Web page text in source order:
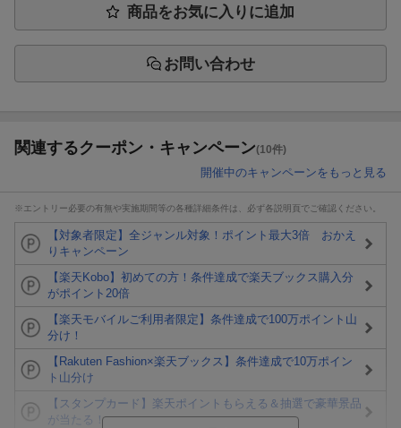
商品をお気に入りに追加
お問い合わせ
関連するクーポン・キャンペーン(10件)
開催中のキャンペーンをもっと見る
※エントリー必要の有無や実施期間等の各種詳細条件は、必ず各説明頁でご確認ください。
【対象者限定】全ジャンル対象！ポイント最大3倍 おかえ
りキャンペーン
【楽天Kobo】初めての方！条件達成で楽天ブックス購入分
がポイント20倍
【楽天モバイルご利用者限定】条件達成で100万ポイント山
分け！
【Rakuten Fashion×楽天ブックス】条件達成で10万ポイン
ト山分け
【スタンプカード】楽天ポイントもらえる＆抽選で豪華景品
が当たる！